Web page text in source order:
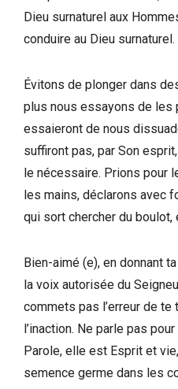
Dieu surnaturel aux
conduire au Dieu surnaturel.
Évitons de plonger dans
plus nous essayons de les
essaieront de nous
suffiront pas, par Son
le nécessaire. Prions pour
les mains, déclarons avec
qui sort chercher du boulot,
Bien-aimé (e), en donnant
la voix autorisée du
commets pas l’erreur de
l’inaction. Ne parle pas
Parole, elle est Esprit et
semence germe dans les